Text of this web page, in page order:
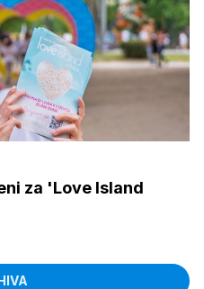
za 'Love Island